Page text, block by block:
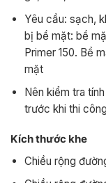
Yêu cầu: sạch,
bị bề mặt: bề
Primer 150. Bề
mặt
Nên kiểm tra
trước khi thi
Kích thước khe
Chiều rộng